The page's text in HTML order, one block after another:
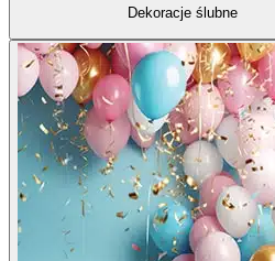
Dekoracje ślubne